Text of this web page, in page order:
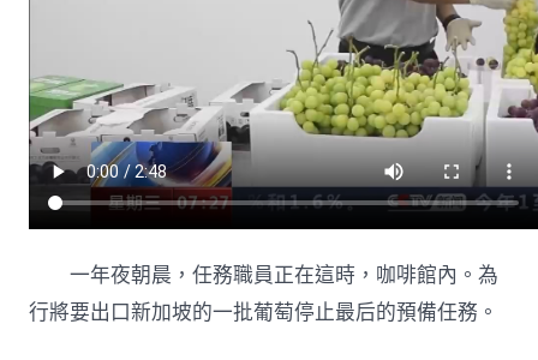
一年夜朝晨，任務職員正在這時，咖啡館內。為
行將要出口新加坡的一批葡萄停止最后的預備任務。